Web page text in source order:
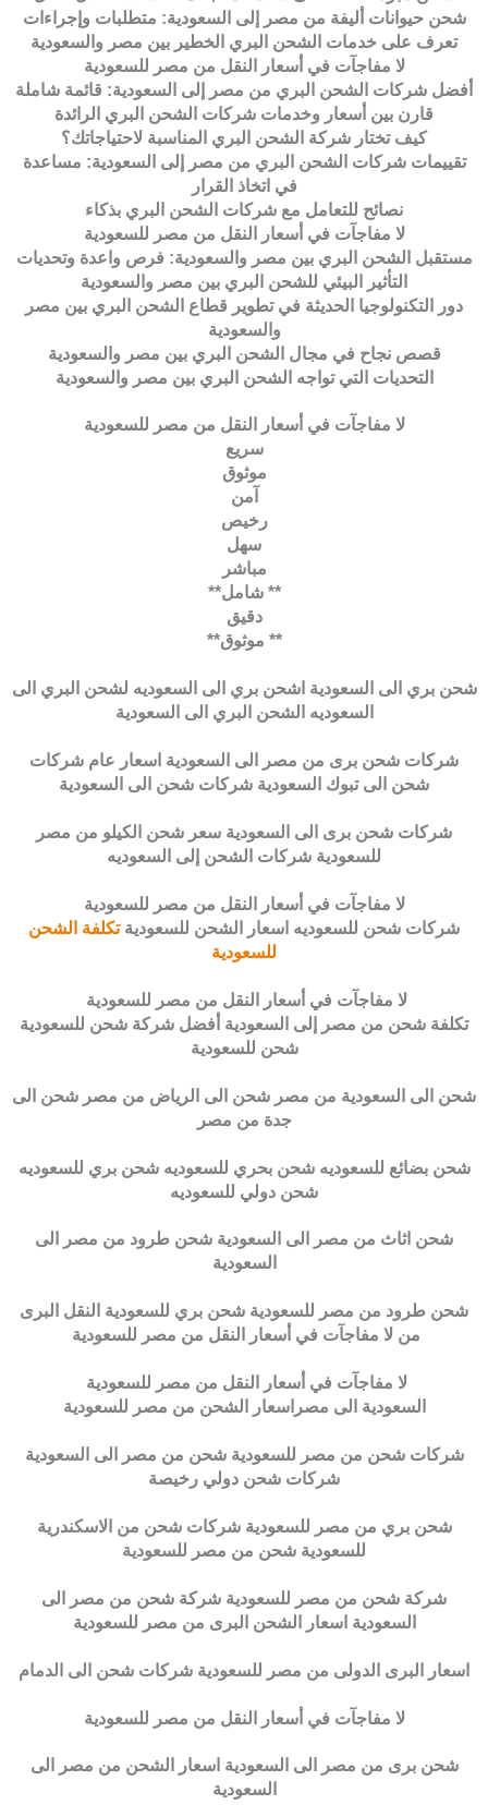
شحن حيوانات أليفة من مصر إلى السعودية: متطلبات وإجراءات
تعرف على خدمات الشحن البري الخطير بين مصر والسعودية
لا مفاجآت في أسعار النقل من مصر للسعودية
أفضل شركات الشحن البري من مصر إلى السعودية: قائمة شاملة
قارن بين أسعار وخدمات شركات الشحن البري الرائدة
كيف تختار شركة الشحن البري المناسبة لاحتياجاتك؟
تقييمات شركات الشحن البري من مصر إلى السعودية: مساعدة
في اتخاذ القرار
نصائح للتعامل مع شركات الشحن البري بذكاء
لا مفاجآت في أسعار النقل من مصر للسعودية
مستقبل الشحن البري بين مصر والسعودية: فرص واعدة وتحديات
التأثير البيئي للشحن البري بين مصر والسعودية
دور التكنولوجيا الحديثة في تطوير قطاع الشحن البري بين مصر
والسعودية
قصص نجاح في مجال الشحن البري بين مصر والسعودية
التحديات التي تواجه الشحن البري بين مصر والسعودية
لا مفاجآت في أسعار النقل من مصر للسعودية
سريع
موثوق
آمن
رخيص
سهل
مباشر
** شامل**
دقيق
** موثوق**
شحن بري الى السعودية اشحن بري الى السعوديه لشحن البري الى
السعوديه الشحن البري الى السعودية
شركات شحن برى من مصر الى السعودية اسعار عام شركات
شحن الى تبوك السعودية شركات شحن الى السعودية
شركات شحن برى الى السعودية سعر شحن الكيلو من مصر
للسعودية شركات الشحن إلى السعوديه
لا مفاجآت في أسعار النقل من مصر للسعودية
شركات شحن للسعوديه اسعار الشحن للسعوديةتكلفة الشحن
للسعودية
لا مفاجآت في أسعار النقل من مصر للسعودية
تكلفة شحن من مصر إلى السعودية أفضل شركة شحن للسعودية
شحن للسعودية
شحن الى السعودية من مصر شحن الى الرياض من مصر شحن الى
جدة من مصر
شحن بضائع للسعوديه شحن بحري للسعوديه شحن بري للسعوديه
شحن دولي للسعوديه
شحن اثاث من مصر الى السعودية شحن طرود من مصر الى
السعودية
شحن طرود من مصر للسعودية شحن بري للسعودية النقل البرى
من لا مفاجآت في أسعار النقل من مصر للسعودية
لا مفاجآت في أسعار النقل من مصر للسعودية
السعودية الى مصراسعار الشحن من مصر للسعودية
شركات شحن من مصر للسعودية شحن من مصر الى السعودية
شركات شحن دولي رخيصة
شحن بري من مصر للسعودية شركات شحن من الاسكندرية
للسعودية شحن من مصر للسعودية
شركة شحن من مصر للسعودية شركة شحن من مصر الى
السعودية اسعار الشحن البرى من مصر للسعودية
اسعار البرى الدولى من مصر للسعودية شركات شحن الى الدمام
لا مفاجآت في أسعار النقل من مصر للسعودية
شحن برى من مصر الى السعودية اسعار الشحن من مصر الى
السعودية